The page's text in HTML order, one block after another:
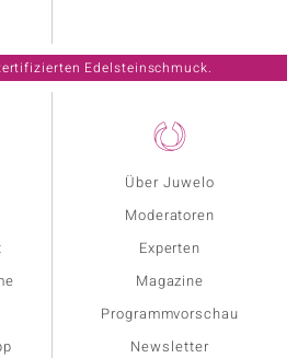
Über Juwelo
Moderatoren
Experten
Magazine
Programmvorschau
Newsletter
Edelsteinschmuck.